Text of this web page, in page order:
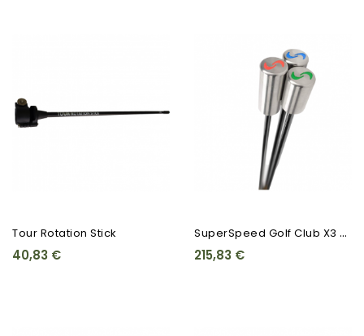
Tour Rotation Stick
40,83 €
S
UperSpeed Golf Club X3 -...
215,83 €